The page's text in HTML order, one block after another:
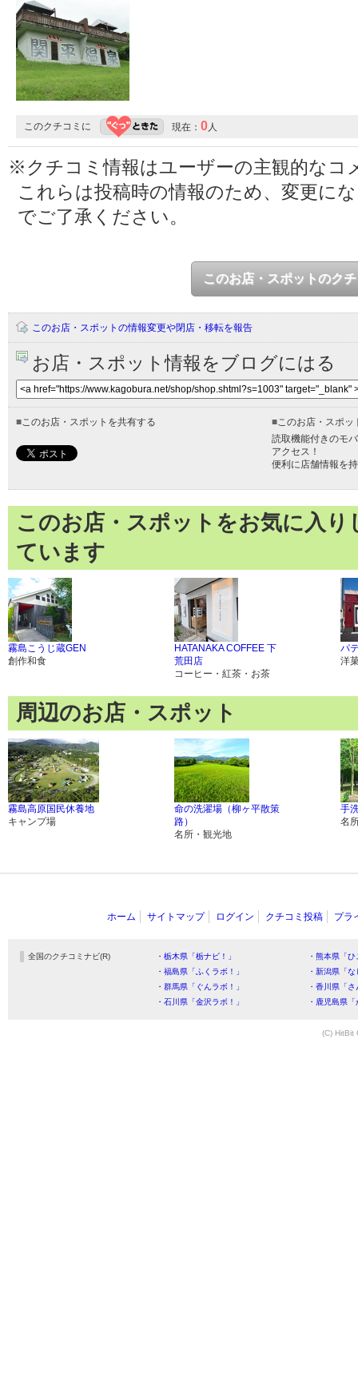
このクチコミに 現在： 0人
※クチコミ情報はユーザーの主観的なコ
これらは投稿時の情報のため、変更に
でご了承ください。
このお店・スポットのク
このお店・スポットの情報変更や閉店・移転を報告
お店・スポット情報をブログにはる
■このお店・スポットを共有する ■このお店・スポッ
読取機能付きのモ
アクセス！
便利に店舗情報を
このお店・スポットをお気に入
ています
霧島こうじ蔵GEN
創作和食
HATANAKA COFFEE 下
荒田店
コーヒー・紅茶・お茶
パ
洋
周辺のお店・スポット
霧島高原国民休養地
キャンプ場
命の洗濯場（柳ヶ平散策
路）
名所・観光地
手
名
ホーム サイトマップ ログイン クチコミ投稿 プラ
全国のクチコミナビ(R) ・栃木県「栃ナビ！」
・熊本県「
・福島県「ふくラボ！」
・新潟県「
・群馬県「ぐんラボ！」
・香川県「
・石川県「金沢ラボ！」
・鹿児島県
(C) HitBit